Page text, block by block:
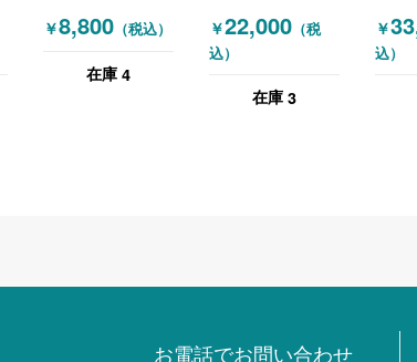
オフィスチェア 肘
￥8,800（税込）
在庫 4
(OKAMURA) オフ
ィスチェア 肘無し
ホワイト
￥22,000（税
込）
在庫 3
カム
チェ
￥
込）
お電話でお問い合わせ